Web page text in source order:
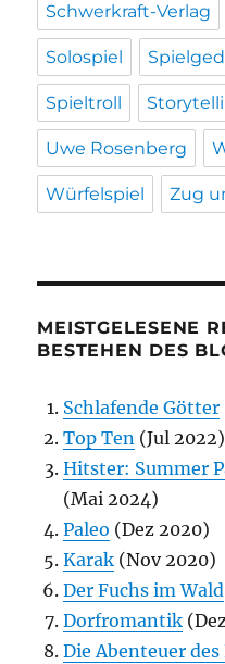
Schwerkraft-Verlag
Solospiel
Spieltroll
Uwe Rosenberg
Würfelspiel Zug
MEISTGELESENE
BESTEHEN DES
Schlafende Götter
Top Ten (Jul 2022)
Hitster: Summer
(Mai 2024)
Paleo (Dez 2020)
Karak (Nov 2020)
Der Fuchs im Wald
Dorfromantik
Die Abenteuer